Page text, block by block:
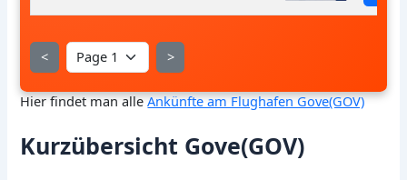
< >
Hier findet man alleAnkünfte am Flughafen Gove(GOV)
Kurzübersicht Gove(GOV)